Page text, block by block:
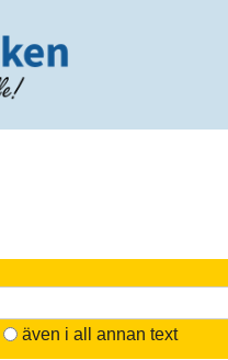
även i all annan text